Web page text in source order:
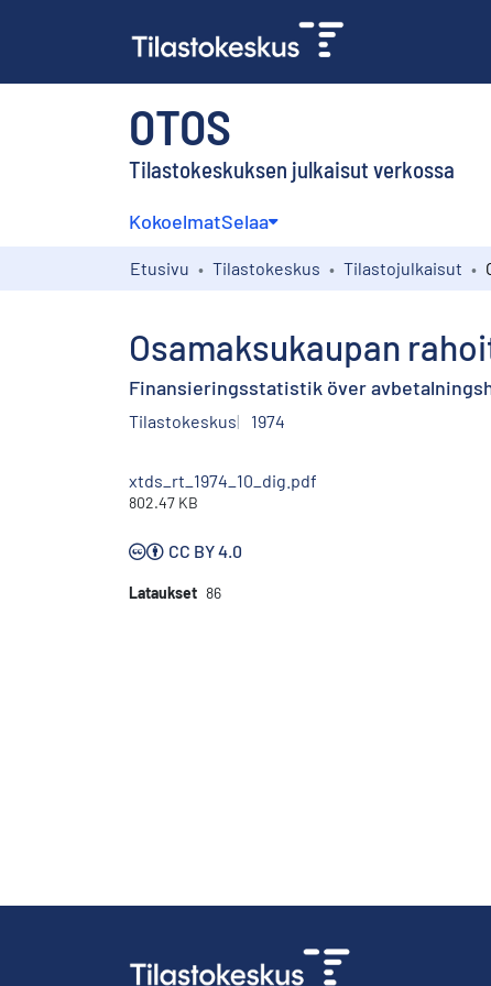
OTOS
Tilastokeskuksen julkaisut verkossa
KokoelmatSelaa
Etusivu Tilastokeskus Tilastojulkaisut
Osamaksukaupan
Finansieringsstatistik över
Tilastokeskus 1974
xtds_rt_1974_10_dig.pdf
802.47 KB
CC BY 4.0
Lataukset 86